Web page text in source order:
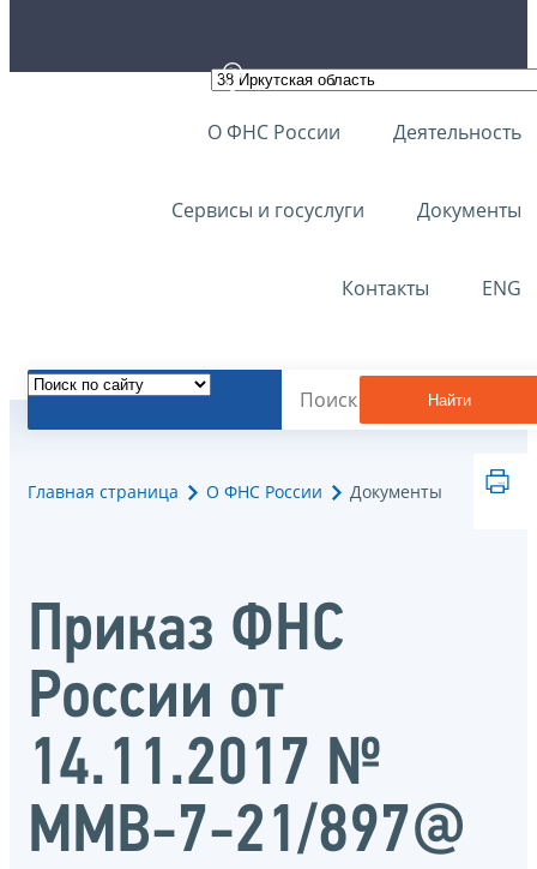
О ФНС России Деятельность
Сервисы и госуслуги Документы
Контакты ENG
Найти
Главная страница О ФНС России Документы
Приказ ФНС
России от
14.11.2017 №
ММВ-7-21/897@